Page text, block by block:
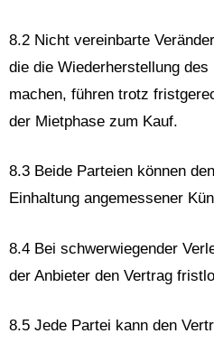
8.2 Nicht vereinbarte
die die Wiederherstellung
machen, führen trotz
der Mietphase zum Kauf.
8.3 Beide Parteien können
Einhaltung angemessener
8.4 Bei schwerwiegender
der Anbieter den Vertrag
8.5 Jede Partei kann den